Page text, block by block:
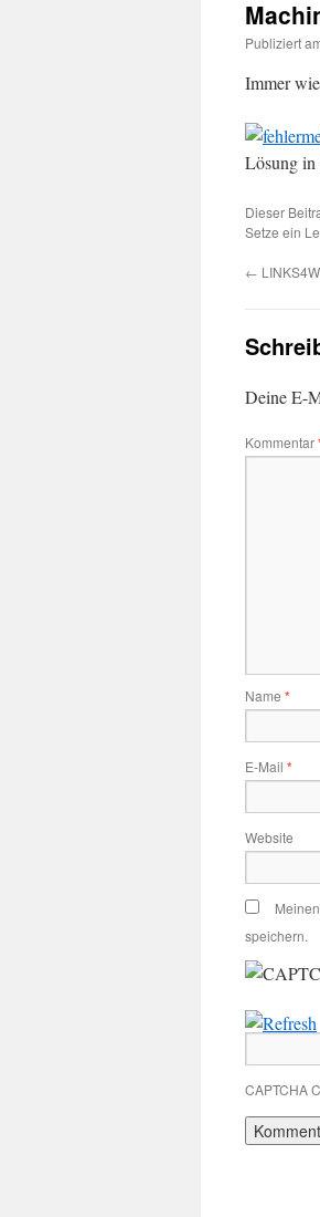
Publiziert
Immer
Lösung
Dieser
Setze ein
←
Deine E-
Kommentar
Name *
E-Mail *
Website
speichern.
CAPTCHA